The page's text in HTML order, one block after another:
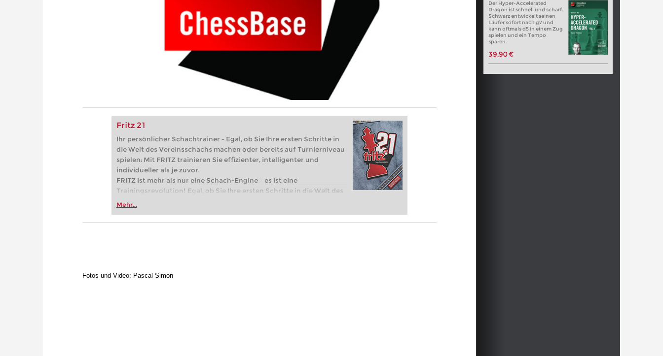
Fritz 21
Ihr persönlicher Schachtrainer - Egal, ob Sie Ihre ersten Schritte in
die Welt des Vereinsschachs machen oder bereits auf Turnierniveau
spielen: Mit FRITZ trainieren Sie effizienter, intelligenter und
individueller als je zuvor.
FRITZ ist mehr als nur eine Schach-Engine – es ist eine
Trainingsrevolution! Egal, ob Sie Ihre ersten Schritte in die Welt des
Vereinsschachs machen oder bereits auf Turnierniveau spielen: Mit
zuvor.
Mehr...
Der Hyper-Accelerated
Dragon ist schnell und scharf.
Schwarz entwickelt seinen
Läufer sofort nach g7 und
kann oftmals d5 in einem Zug
spielen und ein Tempo
sparen.
39,90 €
Fotos und Video: Pascal Simon